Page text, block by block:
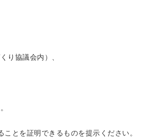
り協議会内）、
とを証明できるものを提示ください。